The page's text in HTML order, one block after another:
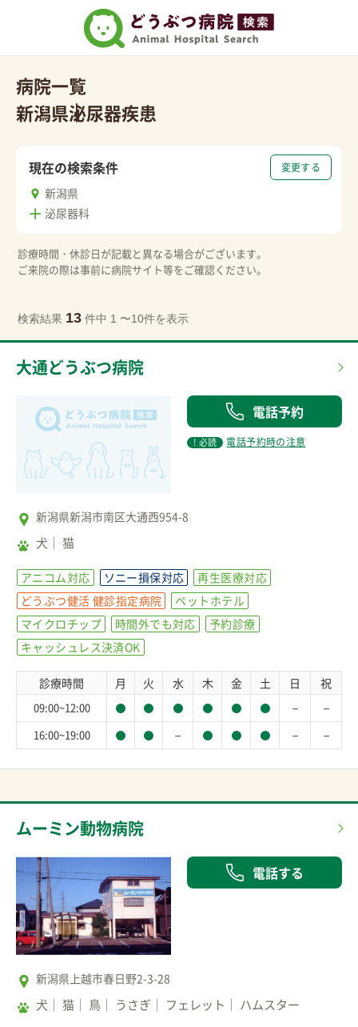
病院一覧
新潟県泌尿器疾患
変更する
現在の検索条件
新潟県
泌尿器科
診療時間・休診日が記載と異なる場合がございます。
ご来院の際は事前に病院サイト等をご確認ください。
検索結果 13 件中 1 〜10件を表示
大通どうぶつ病院
電話予約
! 必読 電話予約時の注意
新潟県新潟市南区大通西954-8
犬 猫
アニコム対応 ソニー損保対応
再生医療対応
どうぶつ健活 健診指定病院
ペットホテル
マイクロチップ
時間外でも対応
予約診療
キャッシュレス決済OK
診療時間 月 火 水 木 金 土 日 祝
09:00~12:00 － －
16:00~19:00 － － －
ムーミン動物病院
電話する
新潟県上越市春日野2-3-28
犬 猫 鳥 うさぎ フェレット ハムスター